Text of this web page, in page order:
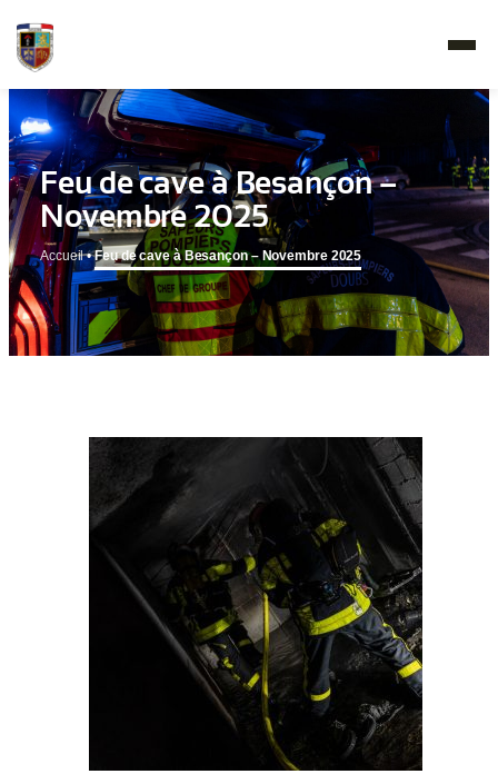
Feu de cave à Besançon –
Novembre 2025
Accueil•Feu de cave à Besançon – Novembre 2025